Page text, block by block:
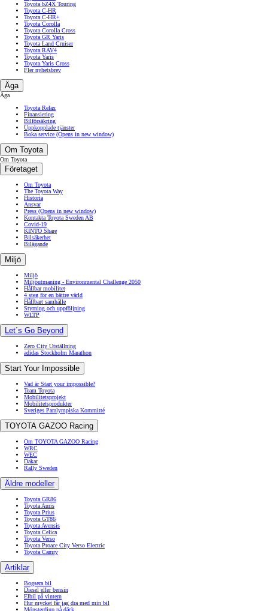
Toyota bZ4X Touring
Toyota C-HR
Toyota C-HR+
Toyota Corolla
Toyota Corolla Cross
Toyota GR Yaris
Toyota Land Cruiser
Toyota RAV4
Toyota Yaris
Toyota Yaris Cross
Fler nyhetsbrev
Äga
Äga
Toyota Relax
Finansiering
Bilförsäkring
Uppkopplade tjänster
Boka service (Opens in new window)
Om Toyota
Om Toyota
Företaget
Om Toyota
The Toyota Way
Historia
Ansvar
Press (Opens in new window)
Kontakta Toyota Sweden AB
Covid-19
KINTO Share
Bilsäkerhet
Bilägande
Miljö
Miljö
Miljöutmaning - Environmental Challenge 2050
Hållbar mobilitet
4 steg för en bättre värld
Hållbart samhälle
Styrning och uppföljning
WLTP
Let´s Go Beyond
Zero City Utställning
adidas Stockholm Marathon
Start Your Impossible
Vad är Start your impossible?
Team Toyota
Mobilitetsprojekt
Mobilitetsprodukter
Sveriges Paralympiska Kommitté
TOYOTA GAZOO Racing
Om TOYOTA GAZOO Racing
WRC
WEC
Dakar
Rally Sweden
Äldre modeller
Toyota GR86
Toyota Auris
Toyota Prius
Toyota GT86
Toyota Avensis
Toyota Celica
Toyota Verso
Toyota Proace City Verso Electric
Toyota Camry
Artiklar
Bogsera bil
Diesel eller bensin
Elbil på vintern
Hur mycket får jag dra med min bil